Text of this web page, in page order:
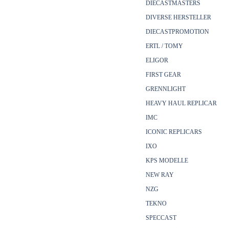
DIECASTMASTERS
DIVERSE HERSTELLER
DIECASTPROMOTION
ERTL / TOMY
ELIGOR
FIRST GEAR
GRENNLIGHT
HEAVY HAUL REPLICAR
IMC
ICONIC REPLICARS
IXO
KPS MODELLE
NEW RAY
NZG
TEKNO
SPECCAST